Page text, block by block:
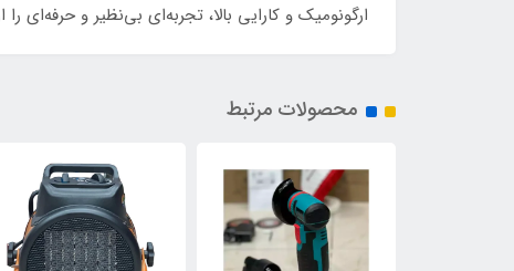
ارگونومیک و کارایی بالا، تجربه‌ای بی‌نظیر و حرفه‌ای
محصولات مرتبط